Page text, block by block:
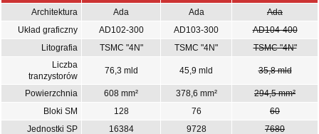
Architektura Ada Ada
Ada
Układ graficzny
AD102-300 AD103-300
AD104-400
Litografia
TSMC "4N" TSMC "4N"
TSMC "4N"
Liczba
tranzystorów
76,3 mld 45,9 mld 35,8 mld
Powierzchnia 608 mm² 378,6 mm²
294,5 mm²
Bloki SM
128 76
60
Jednostki SP
16384 9728
7680